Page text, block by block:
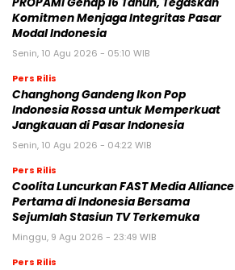
Komitmen Menjaga Integritas Pasar
Modal Indonesia
Senin, 10 Agu 2026 - 05:10 WIB
Pers Rilis
Changhong Gandeng Ikon Pop
Indonesia Rossa untuk Memperkuat
Jangkauan di Pasar Indonesia
Senin, 10 Agu 2026 - 04:22 WIB
Pers Rilis
Coolita Luncurkan FAST Media Alliance
Pertama di Indonesia Bersama
Sejumlah Stasiun TV Terkemuka
Minggu, 9 Agu 2026 - 23:49 WIB
Pers Rilis